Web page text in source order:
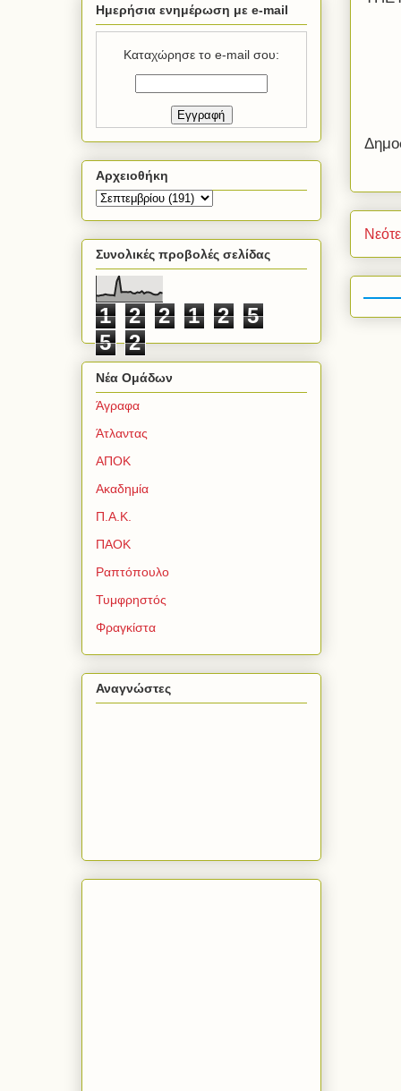
Ημερήσια ενημέρωση με e-mail
Καταχώρησε το e-mail σου:
Αρχειοθήκη
Συνολικές προβολές σελίδας
1 2 2 1 2
5
5
2
Νέα Ομάδων
Άγραφα
Άτλαντας
ΑΠΟΚ
Ακαδημία
Π.Α.Κ.
ΠΑΟΚ
Ραπτόπουλο
Τυμφρηστός
Φραγκίστα
Αναγνώστες